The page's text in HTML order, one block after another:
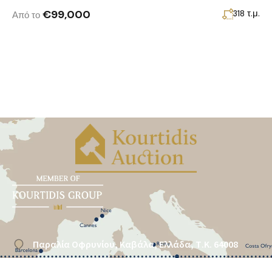
Από το €99,000 318 τ.μ.
Παραλία Οφρυνίου, Καβάλα, Ελλάδα, Τ.Κ. 64008